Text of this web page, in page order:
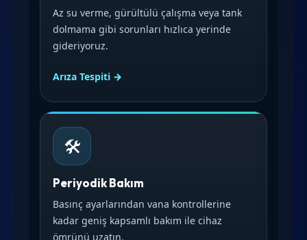
Az su verme, gürültülü çalışma veya tank
dolmama gibi sorunları hızlıca yerinde
gideriyoruz.
Arıza Tespiti →
🛠️
Periyodik Bakım
Basınç ayarlarından vana kontrollerine
kadar geniş kapsamlı bakım ile cihaz
ömrünü uzatın.